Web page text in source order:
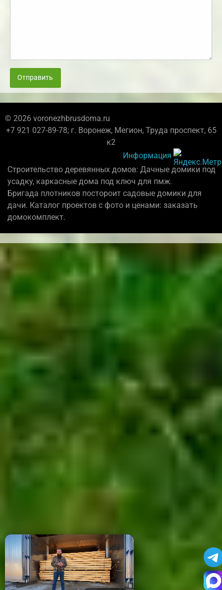
Отправить
© 2026 voronezhbrusdoma.ru
+7 921 027-89-78; г. Воронеж, Мегион, Труда проспект, 65
к2
Информация
Строительство деревянных домов: Дачные домики под
усадку, каркасные дома под ключ для пмж.
Бригада плотников постороит садовые домики для
дачи. Каталог проектов с фото и ценами: заказать
домокомплект.